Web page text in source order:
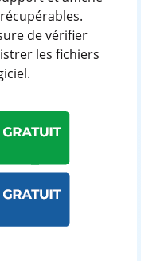
de vérifier
les fichiers